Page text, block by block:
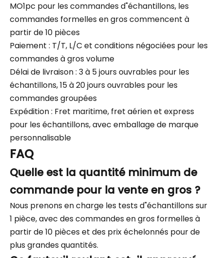
MO1pc pour les commandes d"échantillons, les
commandes formelles en gros commencent à
partir de 10 pièces
Paiement : T/T, L/C et conditions négociées pour les
commandes à gros volume
Délai de livraison : 3 à 5 jours ouvrables pour les
échantillons, 15 à 20 jours ouvrables pour les
commandes groupées
Expédition : Fret maritime, fret aérien et express
pour les échantillons, avec emballage de marque
personnalisable
FAQ
Quelle est la quantité minimum de
commande pour la vente en gros ?
Nous prenons en charge les tests d"échantillons sur
1 pièce, avec des commandes en gros formelles à
partir de 10 pièces et des prix échelonnés pour de
plus grandes quantités.